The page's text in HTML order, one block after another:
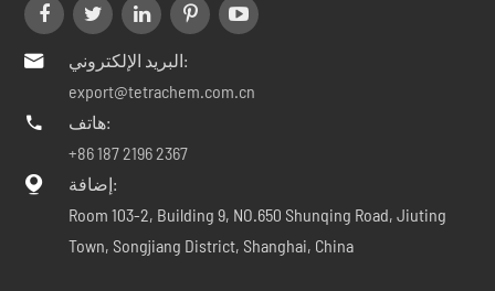

البريد الإلكتروني:
export@tetrachem.com.cn

هاتف:
+86 187 2196 2367

إضافة:
Room 103-2, Building 9, NO.650 Shunqing Road, Jiuting
Town, Songjiang District, Shanghai, China